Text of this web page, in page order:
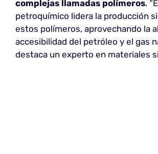
complejas llamadas polímeros.
petroquímico lidera la producción
estos polímeros, aprovechando la
accesibilidad del petróleo y el gas
destaca un experto en materiales